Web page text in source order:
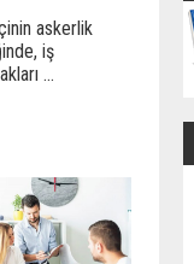
askerlik
iş
...